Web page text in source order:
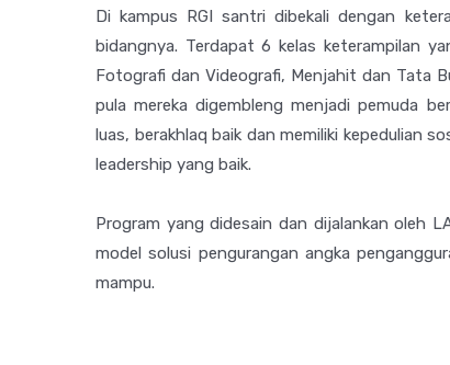
Di kampus RGI santri dibekali dengan
bidangnya. Terdapat 6 kelas keterampilan
Fotografi dan Videografi, Menjahit dan Tata
pula mereka digembleng menjadi pemuda
luas, berakhlaq baik dan memiliki kepedulian
leadership yang baik.
Program yang didesain dan dijalankan oleh
model solusi pengurangan angka
mampu.